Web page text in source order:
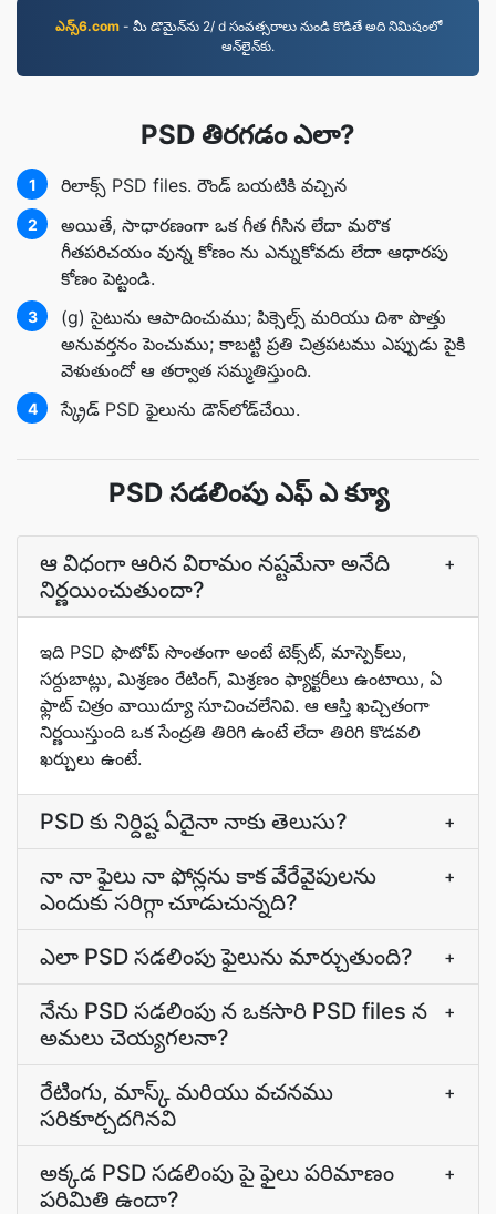
ఎన్స్6.com- మీ డొమైన్‌ను 2/ d సంవత్సరాలు నుండి కొడితే అది నిమిషంలో
ఆన్‌లైన్‌కు.
PSD తిరగడం ఎలా?
1 రిలాక్స్ PSD files. రౌండ్ బయటికి వచ్చిన
2
అయితే, సాధారణంగా ఒక గీత గీసిన లేదా మరొక
గీతపరిచయం వున్న కోణం ను ఎన్నుకోవదు లేదా ఆధారపు
కోణం పెట్టండి.
3
(g) సైటును ఆపాదించుము; పిక్సెల్స్ మరియు దిశా పొత్తు
అనువర్తనం పెంచుము; కాబట్టి ప్రతి చిత్రపటము ఎప్పుడు పైకి
వెళుతుందో ఆ తర్వాత సమ్మతిస్తుంది.
4 స్క్రేడ్ PSD ఫైలును డౌన్‌లోడ్‌చేయి.
PSD సడలింపు ఎఫ్ ఎ క్యూ
ఆ విధంగా ఆరిన విరామం నష్టమేనా అనేది
నిర్ణయించుతుందా?
+
ఇది PSD ఫొటోప్‌ సొంతంగా అంటే టెక్స్‌ట్‌, మాస్పెక్‌లు,
సర్దుబాట్లు, మిశ్రణం రేటింగ్‌, మిశ్రణం ఫ్యాక్టరీలు ఉంటాయి, ఏ
ఫ్లాట్‌ చిత్రం వాయిద్యూ సూచించలేనివి. ఆ ఆస్తి ఖచ్చితంగా
నిర్ణయిస్తుంది ఒక సేంద్రతి తిరిగి ఉంటే లేదా తిరిగి కొడవలి
ఖర్చులు ఉంటే.
PSD కు నిర్దిష్ట ఏదైనా నాకు తెలుసు? +
నా నా ఫైలు నా ఫోన్లను కాక వేరేవైపులను
ఎందుకు సరిగ్గా చూడుచున్నది?
+
ఎలా PSD సడలింపు ఫైలును మార్చుతుంది? +
నేను PSD సడలింపు న ఒకసారి PSD files న
అమలు చెయ్యగలనా?
+
రేటింగు, మాస్క్ మరియు వచనము
సరికూర్చదగినవి
+
అక్కడ PSD సడలింపు పై ఫైలు పరిమాణం
పరిమితి ఉందా?
+